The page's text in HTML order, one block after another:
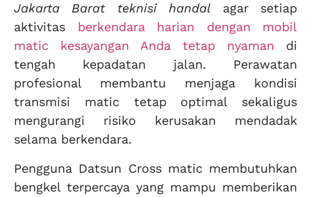
Jakarta Barat teknisi handal agar setiap
aktivitas berkendara harian dengan mobil
matic kesayangan Anda tetap nyaman di
tengah kepadatan jalan. Perawatan
profesional membantu menjaga kondisi
transmisi matic tetap optimal sekaligus
mengurangi risiko kerusakan mendadak
selama berkendara.
Pengguna Datsun Cross matic membutuhkan
bengkel terpercaya yang mampu memberikan